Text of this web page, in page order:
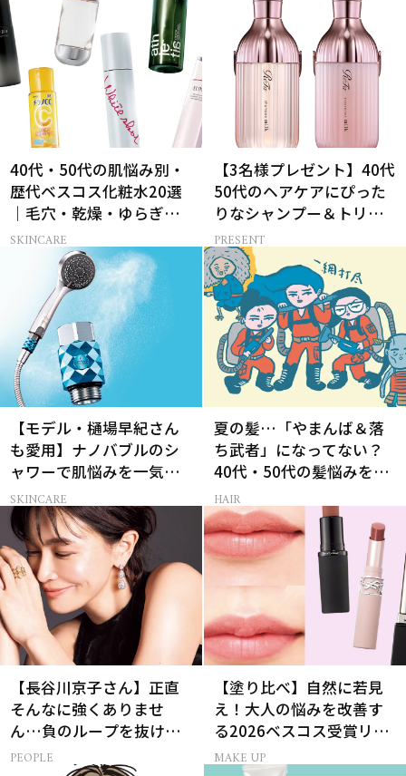
40代・50代の肌悩み別・
歴代ベスコス化粧水20選
｜毛穴・乾燥・ゆらぎな
ど
SKINCARE
【3名様プレゼント】40代
50代のヘアケアにぴった
りなシャンプー＆トリー
トメントで、うねり悩み
に対処！
PRESENT
【モデル・樋場早紀さん
も愛用】ナノバブルのシ
ャワーで肌悩みを一気に
解決
SKINCARE
夏の髪…「やまんば＆落
ち武者」になってない？
40代・50代の髪悩みをレ
スキューする裏ワザ
HAIR
【長谷川京子さん】正直
そんなに強くありませ
ん…負のループを抜ける
15分の習慣とは?
PEOPLE
【塗り比べ】自然に若見
え！大人の悩みを改善す
る2026ベスコス受賞リッ
プTOP3
MAKE UP